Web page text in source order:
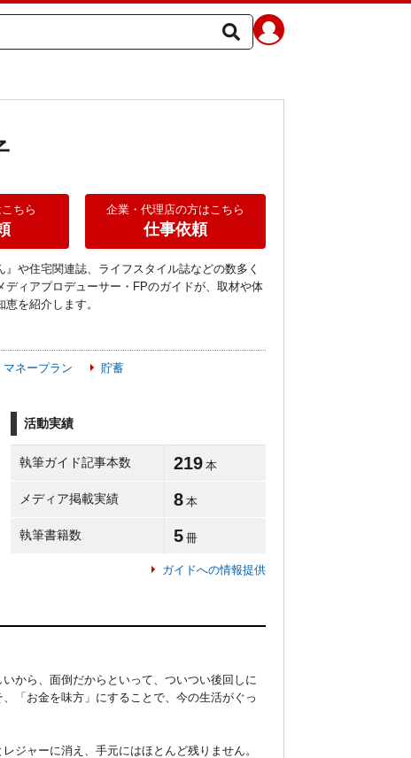
ちら 企業・代理店の方はこちら
仕事依頼
』や住宅関連誌、ライフスタイル誌などの数多く
ディアプロデューサー・FPのガイドが、取材や体
を紹介します。
マネープラン 貯蓄
活動実績
執筆ガイド記事本数 219 本
メディア掲載実績 8 本
執筆書籍数 5 冊
ガイドへの情報提供
から、面倒だからといって、ついつい後回しに
「お金を味方」にすることで、今の生活がぐっ
ジャーに消え、手元にはほとんど残りません。